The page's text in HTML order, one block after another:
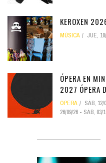
KEROXEN
MÚSICA JUE,
ÓPERA EN
2027 ÓPERA
ÓPERA SÁB, 12/
26/09/26 - SÁB, 03/